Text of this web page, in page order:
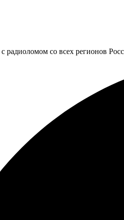
радиоломом со всех регионов